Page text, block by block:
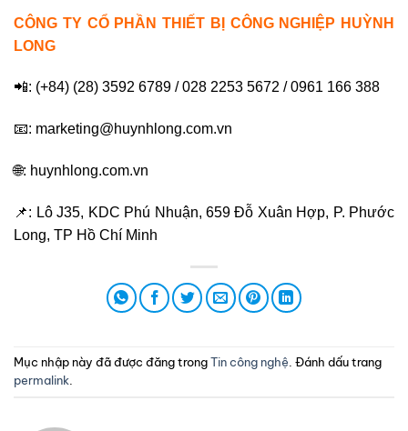
CÔNG TY CỔ PHẦN THIẾT BỊ CÔNG NGHIỆP HUỲNH
LONG
📲: (+84) (28) 3592 6789 / 028 2253 5672 / 0961 166 388
📧: marketing@huynhlong.com.vn
🌐: huynhlong.com.vn
📌: Lô J35, KDC Phú Nhuận, 659 Đỗ Xuân Hợp, P. Phước
Long, TP Hồ Chí Minh
Mục nhập này đã được đăng trongTin công nghệ . Đánh dấu trang
permalink